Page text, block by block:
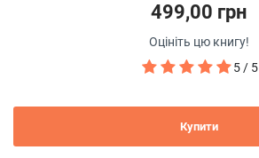
499,00 грн
Оцініть цю книгу!
5 / 5
Купити